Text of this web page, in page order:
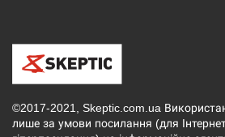
©2017-2021, Skeptic.com.ua
лише за умови посилання (для